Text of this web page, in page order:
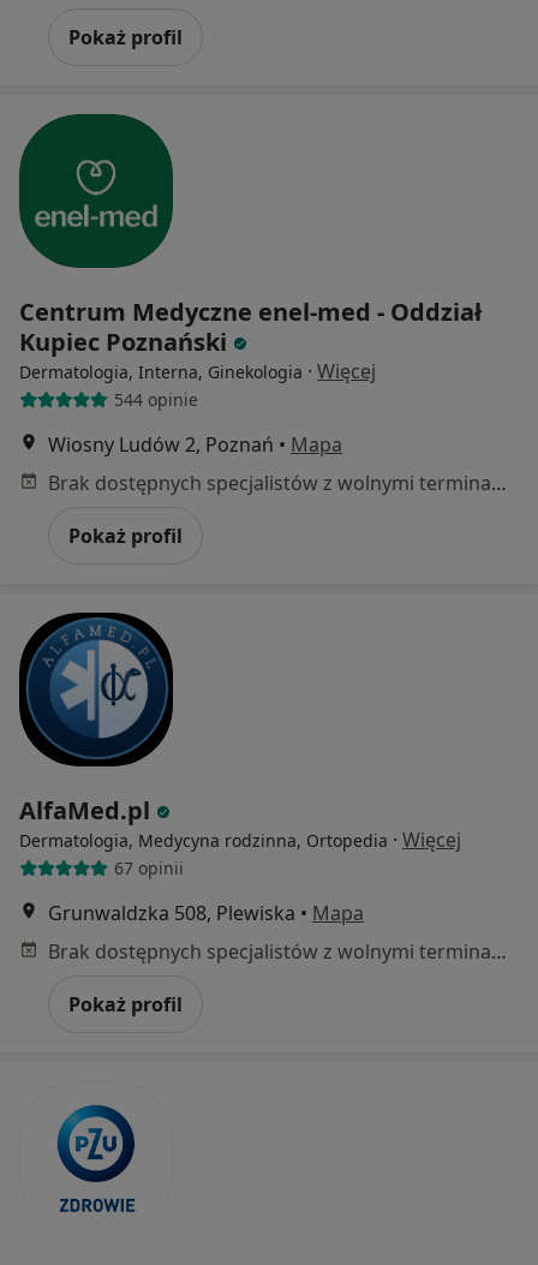
Pokaż profil
Centrum Medyczne enel-med - Oddział
Kupiec Poznański
Dermatologia, Interna, Ginekologia · Więcej
544 opinie
Wiosny Ludów 2, Poznań • Mapa
Brak dostępnych specjalistów z wolnymi terminami w tym centrum medycznym.
Pokaż profil
AlfaMed.pl
Dermatologia, Medycyna rodzinna, Ortopedia · Więcej
67 opinii
Grunwaldzka 508, Plewiska • Mapa
Brak dostępnych specjalistów z wolnymi terminami w tym centrum medycznym.
Pokaż profil